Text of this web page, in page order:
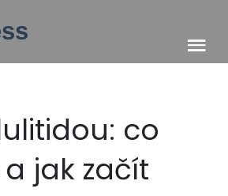
co
jak začít